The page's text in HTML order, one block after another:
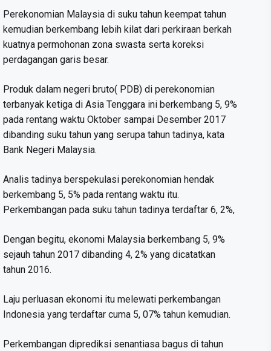
Perekonomian Malaysia di suku tahun keempat tahun
kemudian berkembang lebih kilat dari perkiraan berkah
kuatnya permohonan zona swasta serta koreksi
perdagangan garis besar.
Produk dalam negeri bruto( PDB) di perekonomian
terbanyak ketiga di Asia Tenggara ini berkembang 5, 9%
pada rentang waktu Oktober sampai Desember 2017
dibanding suku tahun yang serupa tahun tadinya, kata
Bank Negeri Malaysia.
Analis tadinya berspekulasi perekonomian hendak
berkembang 5, 5% pada rentang waktu itu.
Perkembangan pada suku tahun tadinya terdaftar 6, 2%,
Dengan begitu, ekonomi Malaysia berkembang 5, 9%
sejauh tahun 2017 dibanding 4, 2% yang dicatatkan
tahun 2016.
Laju perluasan ekonomi itu melewati perkembangan
Indonesia yang terdaftar cuma 5, 07% tahun kemudian.
Perkembangan diprediksi senantiasa bagus di tahun